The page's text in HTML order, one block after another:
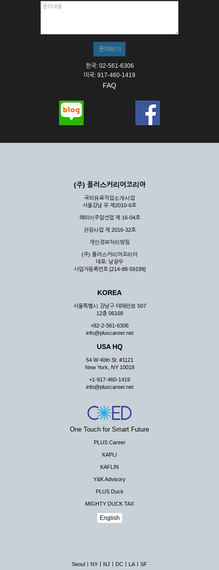
한국: 02-561-6306
미국: 917-460-1419
FAQ
(주) 플러스커리어코리아
국외유료직업소개사업
서울강남 유 제2010-6호
해외이주알선업 제 16-04호
관광사업 제 2016-32호
개인정보처리방침
(주) 플러스커리어코리아
대표: 남광우
사업자등록번호 [214-88-59199]
KOREA
서울특별시 강남구 테헤란로 507
12층 06168
+82-2-561-6306
info@pluscareer.net
USA HQ
54 W 40th St. #1121
New York, NY 10018
+1-917-460-1419
info@pluscareer.net
One Touch for Smart Future
PLUS Career
KAPLI
KAFLIN
Y&K Advisory
PLUS Duck
MIGHTY DUCK TAX
English
Seoul NY NJ DC LA SF